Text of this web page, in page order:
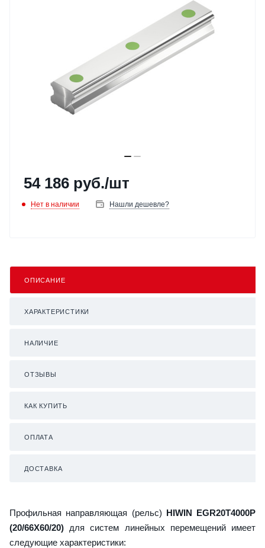
54 186 руб./шт
Нет в наличии Нашли дешевле?
ОПИСАНИЕ
ХАРАКТЕРИСТИКИ
НАЛИЧИЕ
ОТЗЫВЫ
КАК КУПИТЬ
ОПЛАТА
ДОСТАВКА
Профильная направляющая (рельс) HIWIN EGR20T4000P
(20/66X60/20) для систем линейных перемещений имеет
следующие характеристики: